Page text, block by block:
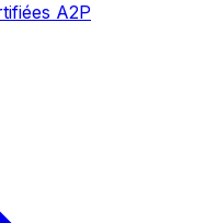
A2P